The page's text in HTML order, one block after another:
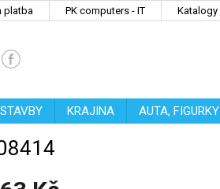
platba PK computers - IT Katalogy
STAVBY KRAJINA AUTA, FIGURKY